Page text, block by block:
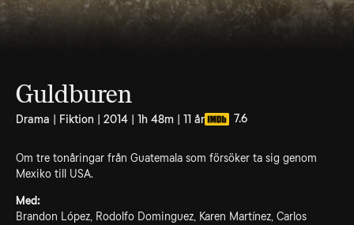
Guldburen
Drama | Fiktion | 2014 | 1h 48m | 11 år 7.6
Om tre tonåringar från Guatemala som försöker ta sig genom
Mexiko till USA.
Med:
Brandon López, Rodolfo Dominguez, Karen Martínez, Carlos